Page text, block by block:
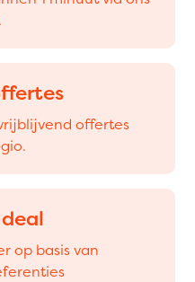
offertes
op basis van